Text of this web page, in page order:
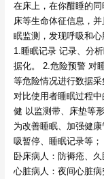
在床上，在你酣睡的
床等生命体征信息，
眠监测，发现呼吸和
1.睡眠记录 记录、分
据化。 2.危险预警 对
等危险情况进行数据
对比使用者睡眠过程
健 以监测带、床垫等
为改善睡眠、加强健
吸暂停、睡眠记录等
卧床病人：防褥疮、
心脏病人：夜间心脏